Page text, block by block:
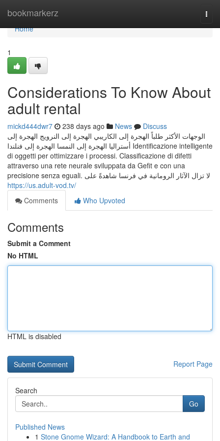
bookmarkerz
Home
Home
1
Considerations To Know About
adult rental
mickd444dwr7 238 days ago News
Discuss
الوجهات الأكثر طلباً الهجرة إلى الكاريبي الهجرة إلى النرويج الهجرة إلى
أستراليا الهجرة إلى النمسا الهجرة إلى فنلندا Identificazione intelligente
di oggetti per ottimizzare i processi. Classificazione di difetti
attraverso una rete neurale sviluppata da Gefit e con una
precisione senza eguali. لا تزال الآثار الرومانية في فرنسا شاهدةً على
https://us.adult-vod.tv/
Comments
Who Upvoted
Comments
Submit a Comment
No HTML
HTML is disabled
Report Page
Search
Go
Published News
1 Stone Gnome Wizard: A Handbook to Earth and